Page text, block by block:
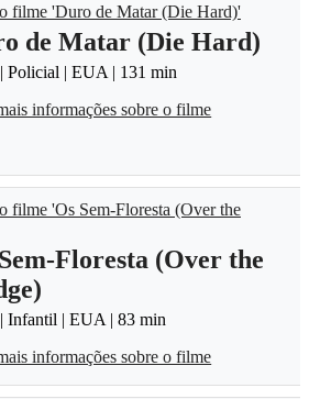
de Matar (Die Hard)
Policial | EUA | 131 min
informações sobre o filme
Floresta (Over the
Infantil | EUA | 83 min
informações sobre o filme